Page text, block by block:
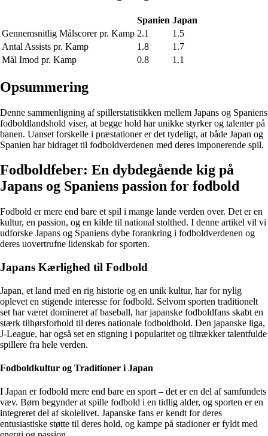
Spanien Japan
Gennemsnitlig Målscorer pr. Kamp 2.1
1.5
Antal Assists pr. Kamp
1.8
1.7
Mål Imod pr. Kamp
0.8 1.1
Opsummering
Denne sammenligning af spillerstatistikken mellem Japans og Spaniens
fodboldlandshold viser, at begge hold har unikke styrker og talenter på
banen. Uanset forskelle i præstationer er det tydeligt, at både Japan og
Spanien har bidraget til fodboldverdenen med deres imponerende spil.
Fodboldfeber: En dybdegående kig på
Japans og Spaniens passion for fodbold
Fodbold er mere end bare et spil i mange lande verden over. Det er en
kultur, en passion, og en kilde til national stolthed. I denne artikel vil vi
udforske Japans og Spaniens dybe forankring i fodboldverdenen og
deres uovertrufne lidenskab for sporten.
Japans Kærlighed til Fodbold
Japan, et land med en rig historie og en unik kultur, har for nylig
oplevet en stigende interesse for fodbold. Selvom sporten traditionelt
set har været domineret af baseball, har japanske fodboldfans skabt en
stærk tilhørsforhold til deres nationale fodboldhold. Den japanske liga,
J-League, har også set en stigning i popularitet og tiltrækker talentfulde
spillere fra hele verden.
Fodboldkultur og Traditioner i Japan
I Japan er fodbold mere end bare en sport – det er en del af samfundets
væv. Børn begynder at spille fodbold i en tidlig alder, og sporten er en
integreret del af skolelivet. Japanske fans er kendt for deres
entusiastiske støtte til deres hold, og kampe på stadioner er fyldt med